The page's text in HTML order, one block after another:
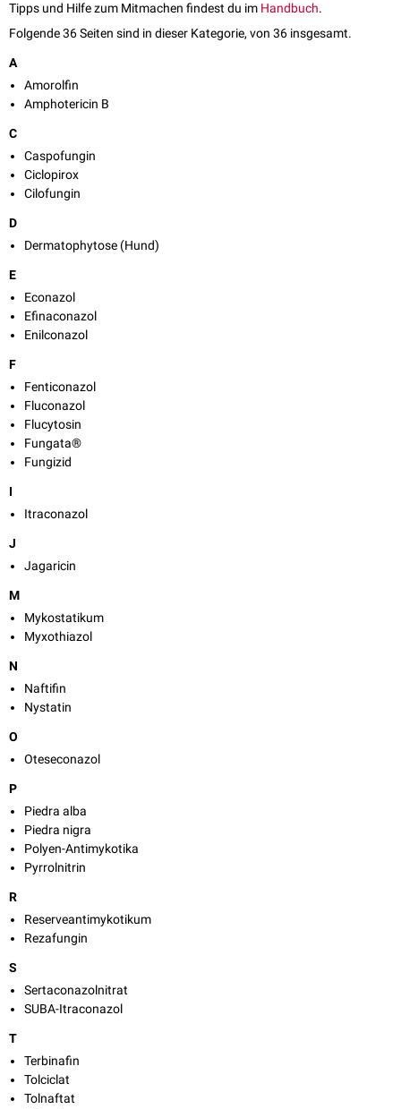
Tipps und Hilfe zum Mitmachen findest du im Handbuch.
Folgende 36 Seiten sind in dieser Kategorie, von 36 insgesamt.
A
Amorolfin
Amphotericin B
C
Caspofungin
Ciclopirox
Cilofungin
D
Dermatophytose (Hund)
E
Econazol
Efinaconazol
Enilconazol
F
Fenticonazol
Fluconazol
Flucytosin
Fungata®
Fungizid
I
Itraconazol
J
Jagaricin
M
Mykostatikum
Myxothiazol
N
Naftifin
Nystatin
O
Oteseconazol
P
Piedra alba
Piedra nigra
Polyen-Antimykotika
Pyrrolnitrin
R
Reserveantimykotikum
Rezafungin
S
Sertaconazolnitrat
SUBA-Itraconazol
T
Terbinafin
Tolciclat
Tolnaftat